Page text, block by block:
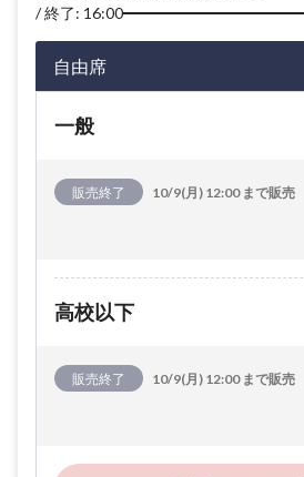
終了: 16:00
自由席
一般
販売終了 10/9(月) 12:00 まで販売
高校以下
販売終了 10/9(月) 12:00 まで販売